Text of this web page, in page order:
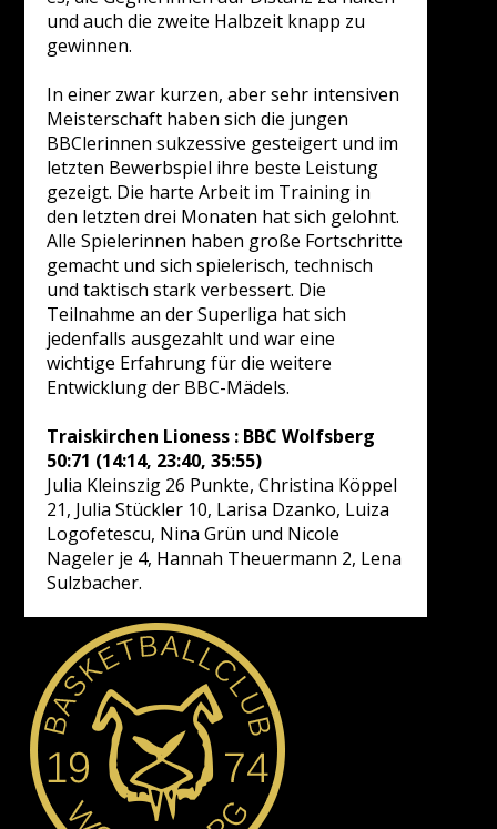
und auch die zweite Halbzeit knapp zu
gewinnen.
In einer zwar kurzen, aber sehr intensiven
Meisterschaft haben sich die jungen
BBClerinnen sukzessive gesteigert und im
letzten Bewerbspiel ihre beste Leistung
gezeigt. Die harte Arbeit im Training in
den letzten drei Monaten hat sich gelohnt.
Alle Spielerinnen haben große Fortschritte
gemacht und sich spielerisch, technisch
und taktisch stark verbessert. Die
Teilnahme an der Superliga hat sich
jedenfalls ausgezahlt und war eine
wichtige Erfahrung für die weitere
Entwicklung der BBC-Mädels.
Traiskirchen Lioness : BBC Wolfsberg
50:71 (14:14, 23:40, 35:55)
Julia Kleinszig 26 Punkte, Christina Köppel
21, Julia Stückler 10, Larisa Dzanko, Luiza
Logofetescu, Nina Grün und Nicole
Nageler je 4, Hannah Theuermann 2, Lena
Sulzbacher.